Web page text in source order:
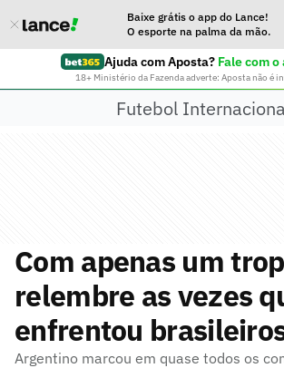
Baixe grátis o app do Lance!
O esporte na palma da mão.
Ajuda com Aposta? Fale com
18+ Ministério da Fazenda adverte: Aposta não é
Futebol
Com apenas um
relembre as vezes
enfrentou
Argentino marcou em quase todos os